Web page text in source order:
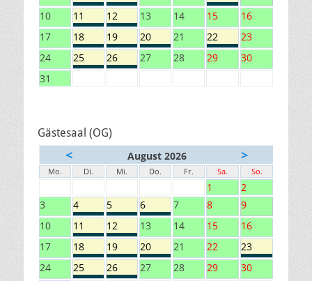
10
11 12 13 14 15
16
17
18 19 20 21 22
23
24
25 26 27 28 29
30
31
Gästesaal (OG)
< August 2026 >
Mo. Di. Mi. Do. Fr. Sa. So.
1
2
3
4 5 6 7 8
9
10
11 12 13 14 15
16
17
18 19 20 21 22
23
24
25 26 27 28 29
30